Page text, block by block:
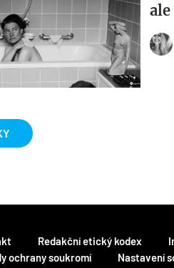
Redakční etický kodex
ochrany soukromí
Nastavení